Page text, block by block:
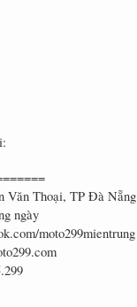
Văn Thoại, TP Đà Nẵng
ngày
moto299mientrung